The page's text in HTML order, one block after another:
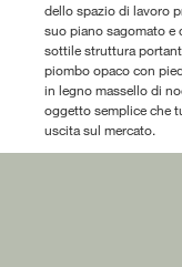
dello spazio di lavoro
suo piano sagomato e
sottile struttura
piombo opaco con
in legno massello di
oggetto semplice che
uscita sul mercato.